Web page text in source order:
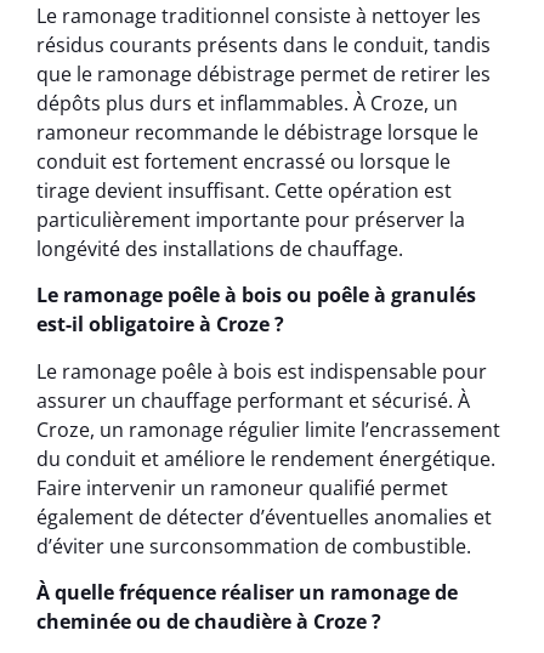
Le ramonage traditionnel consiste à nettoyer les
résidus courants présents dans le conduit, tandis
que le ramonage débistrage permet de retirer les
dépôts plus durs et inflammables. À Croze, un
ramoneur recommande le débistrage lorsque le
conduit est fortement encrassé ou lorsque le
tirage devient insuffisant. Cette opération est
particulièrement importante pour préserver la
longévité des installations de chauffage.
Le ramonage poêle à bois ou poêle à granulés
est-il obligatoire à Croze ?
Le ramonage poêle à bois est indispensable pour
assurer un chauffage performant et sécurisé. À
Croze, un ramonage régulier limite l’encrassement
du conduit et améliore le rendement énergétique.
Faire intervenir un ramoneur qualifié permet
également de détecter d’éventuelles anomalies et
d’éviter une surconsommation de combustible.
À quelle fréquence réaliser un ramonage de
cheminée ou de chaudière à Croze ?